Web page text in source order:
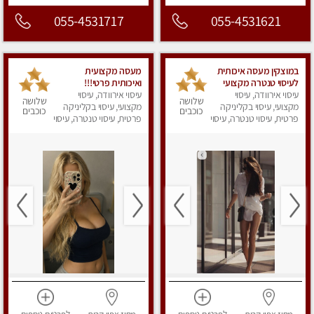
055-4531621
055-4531717
במוצקין מעסה איכותית
לעיסוי טנטרה מקצועי
ומרגיעה
עיסוי אירוודה, עיסוי
מקצועי, עיסוי בקליניקה
פרטית, עיסוי טנטרה, עיסוי
שלושה
כוכבים
מעסה מקצועית
ואיכותית פרטי!!!
עיסוי אירוודה, עיסוי
מקצועי, עיסוי בקליניקה
פרטית, עיסוי טנטרה, עיסוי
שלושה
כוכבים